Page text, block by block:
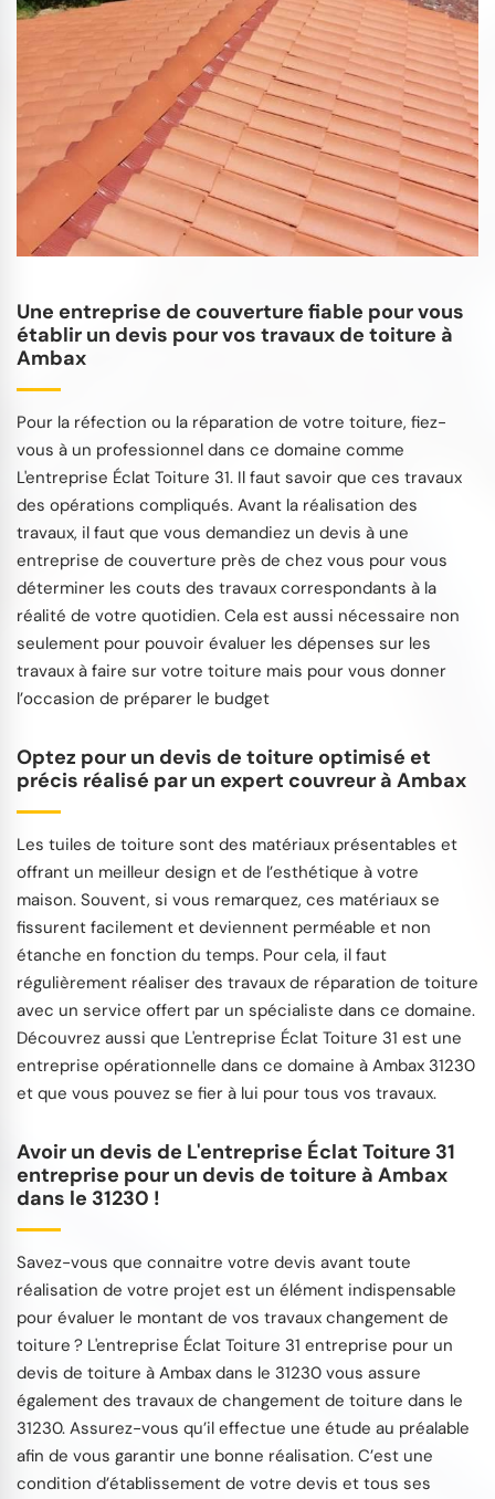
Une entreprise de couverture fiable pour vous
établir un devis pour vos travaux de toiture à
Ambax
Pour la réfection ou la réparation de votre toiture, fiez-
vous à un professionnel dans ce domaine comme
L'entreprise Éclat Toiture 31. Il faut savoir que ces travaux
des opérations compliqués. Avant la réalisation des
travaux, il faut que vous demandiez un devis à une
entreprise de couverture près de chez vous pour vous
déterminer les couts des travaux correspondants à la
réalité de votre quotidien. Cela est aussi nécessaire non
seulement pour pouvoir évaluer les dépenses sur les
travaux à faire sur votre toiture mais pour vous donner
l’occasion de préparer le budget
Optez pour un devis de toiture optimisé et
précis réalisé par un expert couvreur à Ambax
Les tuiles de toiture sont des matériaux présentables et
offrant un meilleur design et de l’esthétique à votre
maison. Souvent, si vous remarquez, ces matériaux se
fissurent facilement et deviennent perméable et non
étanche en fonction du temps. Pour cela, il faut
régulièrement réaliser des travaux de réparation de toiture
avec un service offert par un spécialiste dans ce domaine.
Découvrez aussi que L'entreprise Éclat Toiture 31 est une
entreprise opérationnelle dans ce domaine à Ambax 31230
et que vous pouvez se fier à lui pour tous vos travaux.
Avoir un devis de L'entreprise Éclat Toiture 31
entreprise pour un devis de toiture à Ambax
dans le 31230 !
Savez-vous que connaitre votre devis avant toute
réalisation de votre projet est un élément indispensable
pour évaluer le montant de vos travaux changement de
toiture ? L'entreprise Éclat Toiture 31 entreprise pour un
devis de toiture à Ambax dans le 31230 vous assure
également des travaux de changement de toiture dans le
31230. Assurez-vous qu’il effectue une étude au préalable
afin de vous garantir une bonne réalisation. C’est une
condition d’établissement de votre devis et tous ses